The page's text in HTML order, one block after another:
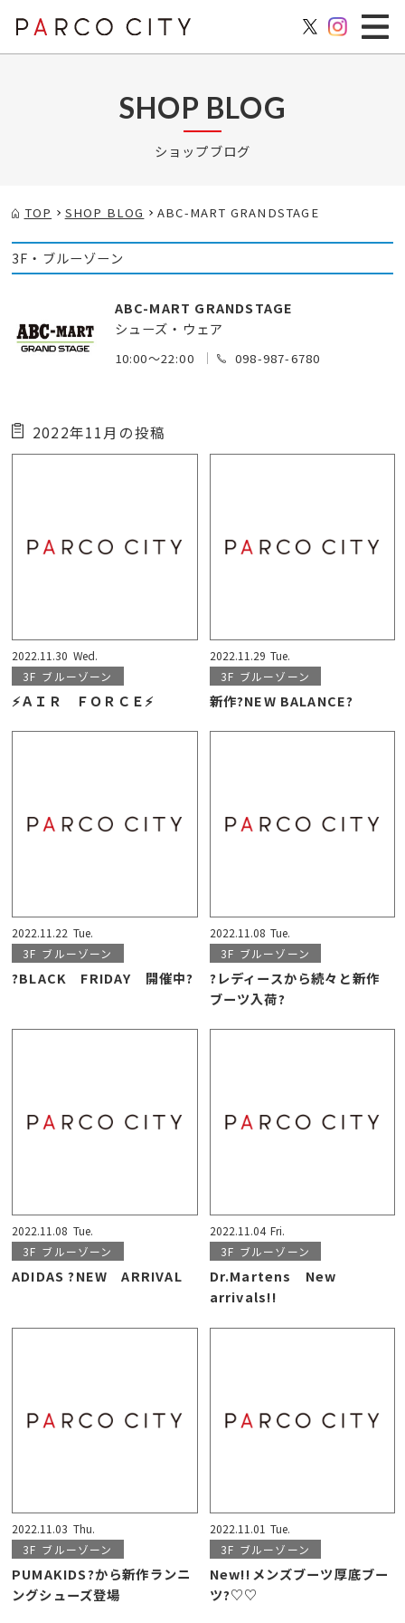
SHOP BLOG
ショップブログ
TOP SHOP BLOG ABC-MART GRANDSTAGE
3F・ブルーゾーン
ABC-MART GRANDSTAGE
シューズ・ウェア
10:00～22:00 098-987-6780
2022年11月の投稿
2022.11.30 Wed.
3F ブルーゾーン
⚡ＡＩＲ ＦＯＲＣＥ⚡
2022.11.29 Tue.
3F ブルーゾーン
新作?NEW BALANCE?
2022.11.22 Tue.
3F ブルーゾーン
?BLACK FRIDAY 開催中?
2022.11.08 Tue.
3F ブルーゾーン
?レディースから続々と新作
ブーツ入荷?
2022.11.08 Tue.
3F ブルーゾーン
ADIDAS ?NEW ARRIVAL
2022.11.04 Fri.
3F ブルーゾーン
Dr.Martens New
arrivals!!
2022.11.03 Thu.
3F ブルーゾーン
PUMAKIDS?から新作ランニ
ングシューズ登場
2022.11.01 Tue.
3F ブルーゾーン
New!!メンズブーツ厚底ブー
ツ?♡♡